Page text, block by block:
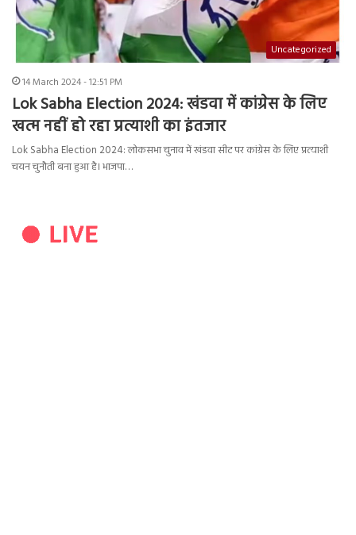
Uncategorized
14 March 2024 - 12:51 PM
Lok Sabha Election 2024: खंडवा में कांग्रेस के लिए
खत्म नहीं हो रहा प्रत्याशी का इंतजार
Lok Sabha Election 2024: लोकसभा चुनाव में खंडवा सीट पर कांग्रेस के लिए प्रत्याशी
चयन चुनौती बना हुआ है। भाजपा…